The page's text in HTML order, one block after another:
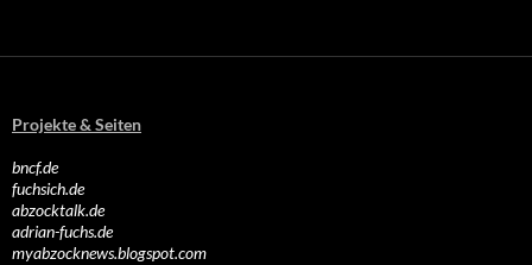
Projekte & Seiten
bncf.de
fuchsich.de
abzocktalk.de
adrian-fuchs.de
myabzocknews.blogspot.com